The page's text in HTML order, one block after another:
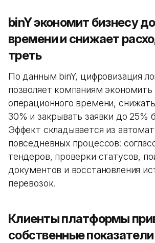
binY экономит бизнесу
времени и снижает
треть
По данным binY, цифровизация
позволяет компаниям
операционного времени,
30% и закрывать заявки до 25%
Эффект складывается из
повседневных процессов:
тендеров, проверки статусов,
документов и восстановления
перевозок.
Клиенты платформы
собственные показатели